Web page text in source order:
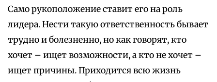
Само рукоположение ставит его на роль
лидера. Нести такую ответственность бывает
трудно и болезненно, но как говорят, кто
хочет – ищет возможности, а кто не хочет –
ищет причины. Приходится всю жизнь